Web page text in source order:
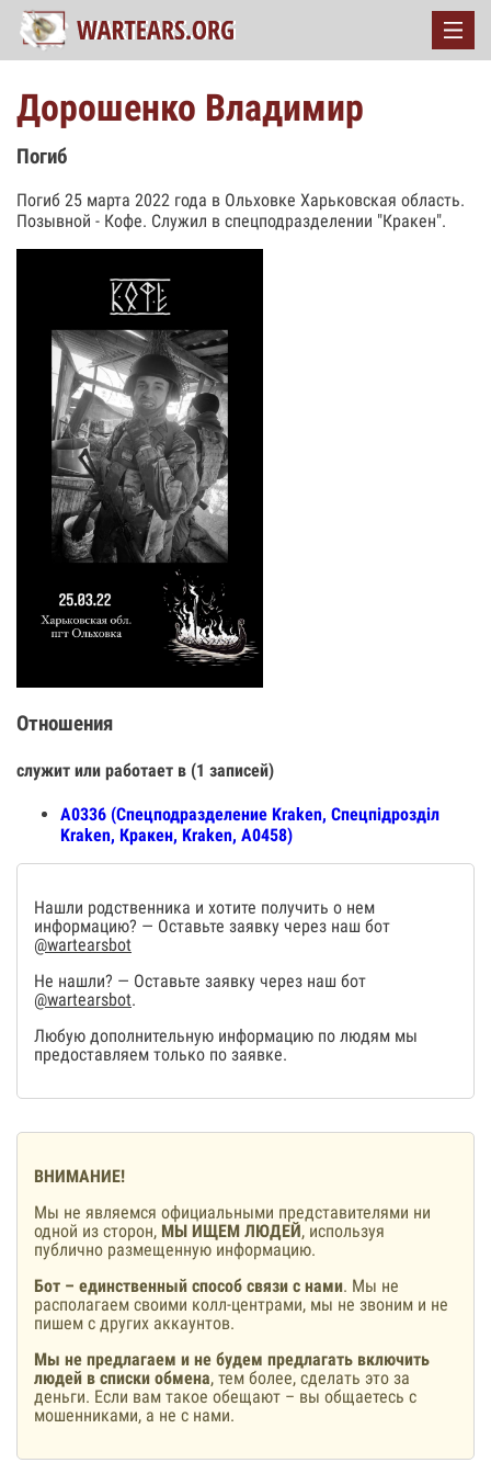
Дорошенко Владимир
Погиб
Погиб 25 марта 2022 года в Ольховке Харьковская область.
Позывной - Кофе. Служил в спецподразделении "Кракен".
Отношения
служит или работает в (1 записей)
А0336 (Спецподразделение Kraken, Спецпiдроздiл
Kraken, Кракен, Kraken, А0458)
Нашли родственника и хотите получить о нем
информацию? — Оставьте заявку через наш бот
@wartearsbot
Не нашли? — Оставьте заявку через наш бот
@wartearsbot.
Любую дополнительную информацию по людям мы
предоставляем только по заявке.
ВНИМАНИЕ!
Мы не являемся официальными представителями ни
одной из сторон, МЫ ИЩЕМ ЛЮДЕЙ, используя
публично размещенную информацию.
Бот – единственный способ связи с нами. Мы не
располагаем своими колл-центрами, мы не звоним и не
пишем с других аккаунтов.
Мы не предлагаем и не будем предлагать включить
людей в списки обмена, тем более, сделать это за
деньги. Если вам такое обещают – вы общаетесь с
мошенниками, а не с нами.